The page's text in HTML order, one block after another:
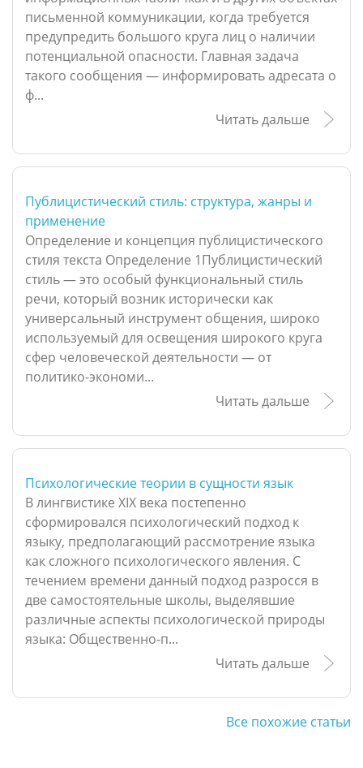
письменной коммуникации, когда требуется
предупредить большого круга лиц о наличии
потенциальной опасности. Главная задача
такого сообщения — информировать адресата о
ф...
Читать дальше
Публицистический стиль: структура, жанры и
применение
Определение и концепция публицистического
стиля текста Определение 1Публицистический
стиль — это особый функциональный стиль
речи, который возник исторически как
универсальный инструмент общения, широко
используемый для освещения широкого круга
сфер человеческой деятельности — от
политико-экономи...
Читать дальше
Психологические теории в сущности язык
В лингвистике XIX века постепенно
сформировался психологический подход к
языку, предполагающий рассмотрение языка
как сложного психологического явления. С
течением времени данный подход разросся в
две самостоятельные школы, выделявшие
различные аспекты психологической природы
языка: Общественно-п...
Читать дальше
Все похожие статьи